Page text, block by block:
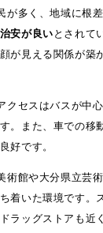
が多く、地域に根
安が良い とされて
が見える関係が築
クセスはバスが中
。また、車での移
好です。
術館や大分県立芸
着いた環境です。
ラッグストアも近